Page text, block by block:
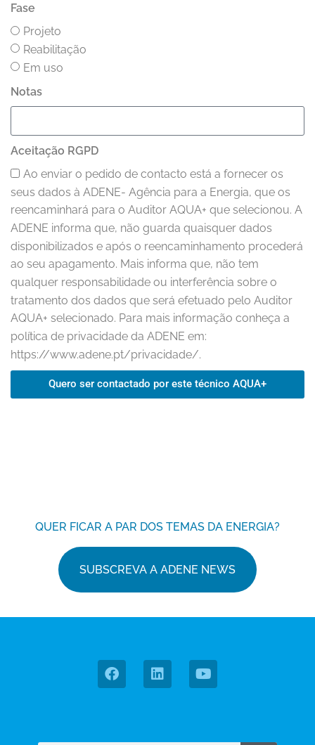
Fase
Projeto
Reabilitação
Em uso
Notas
Aceitação RGPD
Ao enviar o pedido de contacto está a fornecer os
seus dados à ADENE- Agência para a Energia, que os
reencaminhará para o Auditor AQUA+ que selecionou. A
ADENE informa que, não guarda quaisquer dados
disponibilizados e após o reencaminhamento procederá
ao seu apagamento. Mais informa que, não tem
qualquer responsabilidade ou interferência sobre o
tratamento dos dados que será efetuado pelo Auditor
AQUA+ selecionado. Para mais informação conheça a
política de privacidade da ADENE em:
https://www.adene.pt/privacidade/.
Quero ser contactado por este técnico AQUA+
QUER FICAR A PAR DOS TEMAS DA ENERGIA?
SUBSCREVA A ADENE NEWS